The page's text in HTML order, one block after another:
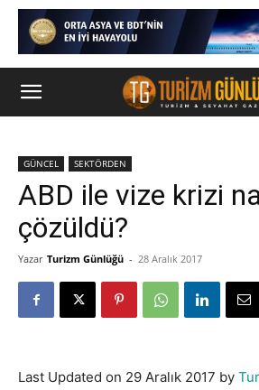
GÜNCEL SEKTÖRDEN
ABD ile vize krizi
çözüldü?
Yazar Turizm Günlüğü - 28 Aralık 2017
Last Updated on 29 Aralık 2017 by